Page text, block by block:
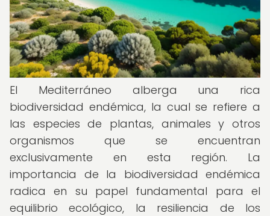
El Mediterráneo alberga una rica
biodiversidad endémica, la cual se refiere a
las especies de plantas, animales y otros
organismos que se encuentran
exclusivamente en esta región. La
importancia de la biodiversidad endémica
radica en su papel fundamental para el
equilibrio ecológico, la resiliencia de los